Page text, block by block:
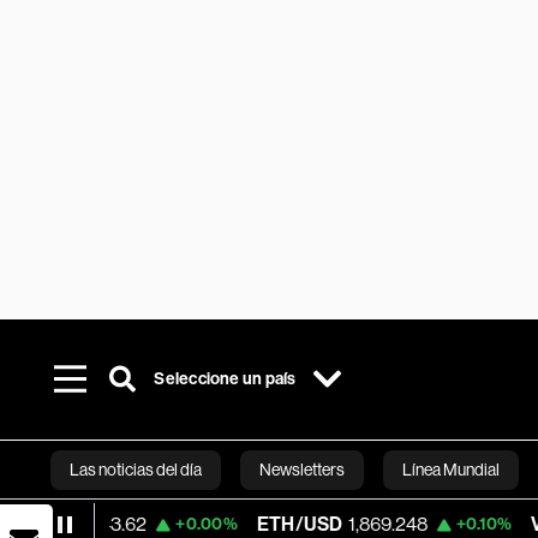
Seleccione un país
Las noticias del día Newsletters Línea Mundial
Bloomberg
+0.00% ETH/USD 1,869.248 +0.10% Visa 365.67